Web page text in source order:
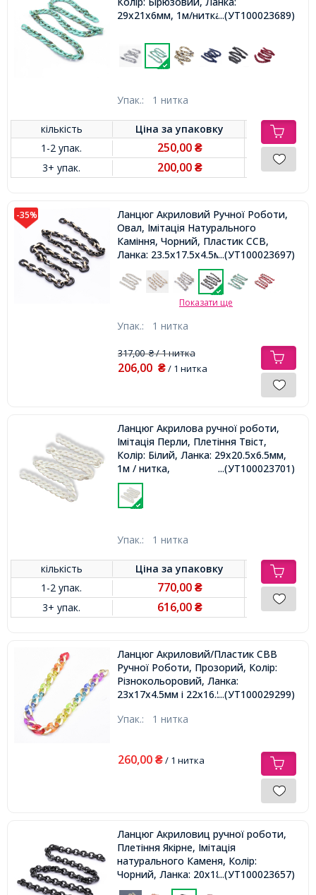
29x21x6мм, 1м/нитка,...(УТ100023689)
Упак.: 1 нитка
кількість Ціна заупаковку
1-2 упак.
250,00 ₴
3+ упак. 200,00 ₴
-35%
Ланцюг Акриловий Ручної Роботи,
Овал, Імітація Натурального
Каміння, Чорний, Пластик CCB,
Ланка: 23.5x17.5x4.5мм і
18.5x11.5x4.5мм, 1м/нитка
...(УТ100023697)
Показати ще
Упак.: 1 нитка
317,00₴/ 1 нитка
206,00 ₴/ 1 нитка
Ланцюг Акрилова ручної роботи,
Імітація Перли, Плетіння Твіст,
Колір: Білий, Ланка: 29x20.5x6.5мм,
1м / нитка,
...(УТ100023701)
Упак.: 1 нитка
кількість Ціна заупаковку
1-2 упак.
770,00 ₴
3+ упак. 616,00 ₴
Ланцюг Акриловий/Пластик СВВ
Ручної Роботи, Прозорий, Колір:
Різнокольоровий, Ланка:
23x17x4.5мм і 22x16.5x4.5мм, 1м/
...(УТ100029299)
Упак.: 1 нитка
260,00 ₴/ 1 нитка
Ланцюг Акриловиц ручної роботи,
Плетіння Якірне, Імітація
натурального Каменя, Колір:
Чорний, Ланка: 20x18x8мм, 1м /
нитка,
...(УТ100023657)